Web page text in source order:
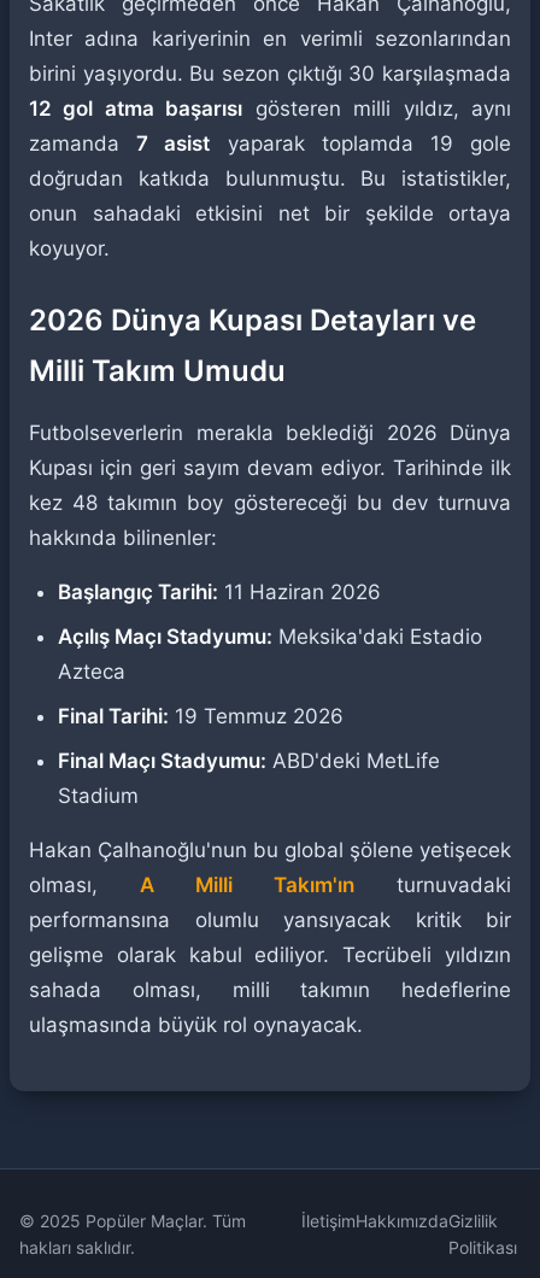
Inter adına kariyerinin en verimli sezonlarından
birini yaşıyordu. Bu sezon çıktığı 30 karşılaşmada
12 gol atma başarısı gösteren milli yıldız, aynı
zamanda7 asist yaparak toplamda 19 gole
doğrudan katkıda bulunmuştu. Bu istatistikler,
onun sahadaki etkisini net bir şekilde ortaya
koyuyor.
2026 Dünya Kupası Detayları ve
Milli Takım Umudu
Futbolseverlerin merakla beklediği 2026 Dünya
Kupası için geri sayım devam ediyor. Tarihinde ilk
kez 48 takımın boy göstereceği bu dev turnuva
hakkında bilinenler:
Başlangıç Tarihi: 11 Haziran 2026
Açılış Maçı Stadyumu: Meksika'daki Estadio
Azteca
Final Tarihi: 19 Temmuz 2026
Final Maçı Stadyumu: ABD'deki MetLife
Stadium
Hakan Çalhanoğlu'nun bu global şölene yetişecek
olması, A Milli Takım'ın turnuvadaki
performansına olumlu yansıyacak kritik bir
gelişme olarak kabul ediliyor. Tecrübeli yıldızın
sahada olması, milli takımın hedeflerine
ulaşmasında büyük rol oynayacak.
© 2025 Popüler Maçlar. Tüm
hakları saklıdır.
İletişimHakkımızdaGizlilik
Politikası